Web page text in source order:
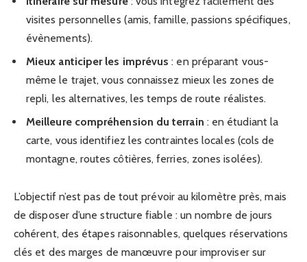
visites personnelles (amis, famille, passions spécifiques,
évènements).
Mieux anticiper les imprévus : en préparant vous-
même le trajet, vous connaissez mieux les zones de
repli, les alternatives, les temps de route réalistes.
Meilleure compréhension du terrain : en étudiant la
carte, vous identifiez les contraintes locales (cols de
montagne, routes côtières, ferries, zones isolées).
L’objectif n’est pas de tout prévoir au kilomètre près, mais
de disposer d’une structure fiable : un nombre de jours
cohérent, des étapes raisonnables, quelques réservations
clés et des marges de manœuvre pour improviser sur